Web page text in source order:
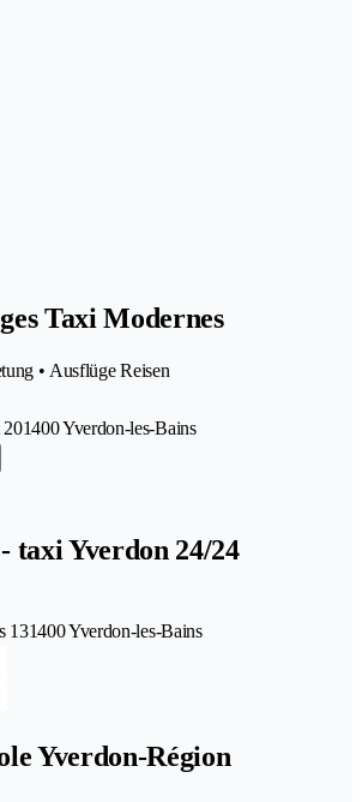
Taxi Modernes
• Ausflüge Reisen
201400 Yverdon-les-Bains
taxi Yverdon 24/24
131400 Yverdon-les-Bains
Yverdon-Région